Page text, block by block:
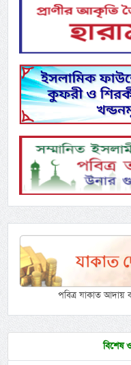
পবিত্র যাকাত আদায়
বিশেষ